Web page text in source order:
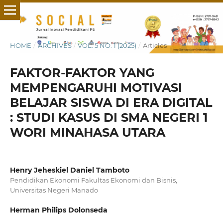
HOME / ARCHIVES / VOL. 5 NO. 1 (2025) / Articles
FAKTOR-FAKTOR YANG
MEMPENGARUHI MOTIVASI
BELAJAR SISWA DI ERA DIGITAL
: STUDI KASUS DI SMA NEGERI 1
WORI MINAHASA UTARA
Henry Jeheskiel Daniel Tamboto
Pendidikan Ekonomi Fakultas Ekonomi dan Bisnis,
Universitas Negeri Manado
Herman Philips Dolonseda